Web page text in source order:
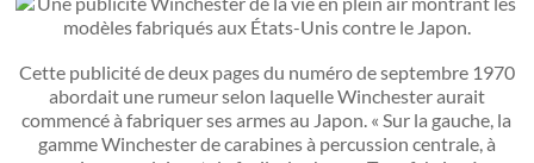
Cette publicité de deux pages du numéro de septembre 1970
abordait une rumeur selon laquelle Winchester aurait
commencé à fabriquer ses armes au Japon. « Sur la gauche, la
gamme Winchester de carabines à percussion centrale, à